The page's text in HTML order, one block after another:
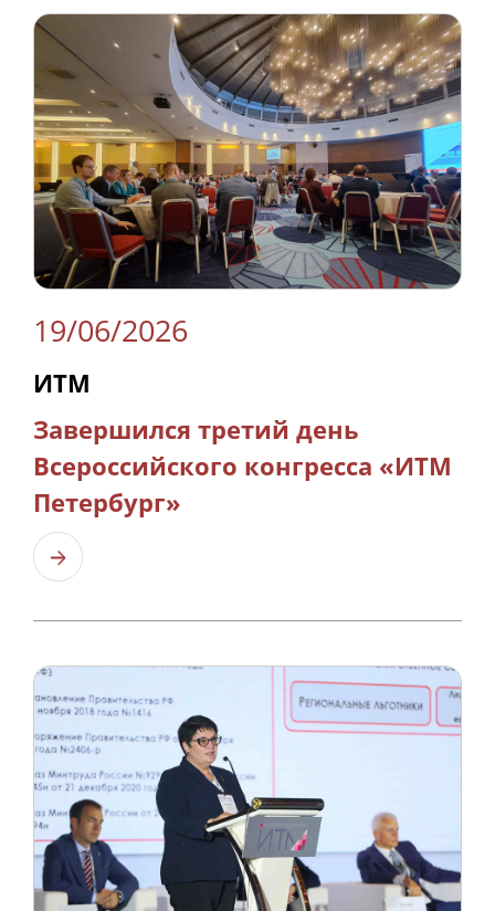
19/06/2026
ИТМ
Завершился третий день
Всероссийского конгресса «ИТМ
Петербург»